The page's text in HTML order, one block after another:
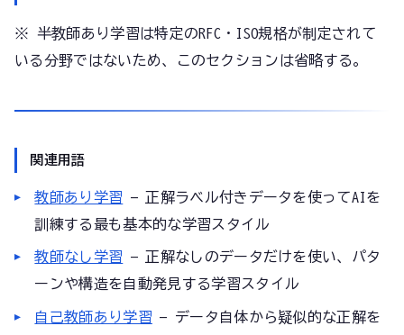
※ 半教師あり学習は特定のRFC・ISO規格が制定されて
いる分野ではないため、このセクションは省略する。
関連用語
教師あり学習 — 正解ラベル付きデータを使ってAIを
訓練する最も基本的な学習スタイル
教師なし学習 — 正解なしのデータだけを使い、パタ
ーンや構造を自動発見する学習スタイル
自己教師あり学習 — データ自体から疑似的な正解を